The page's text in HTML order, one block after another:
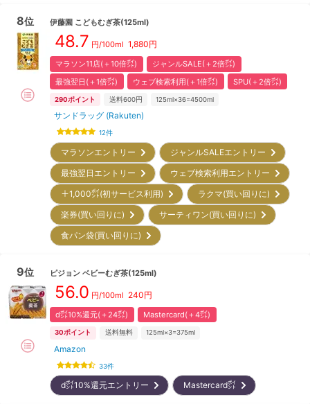
8位 伊藤園 こどもむぎ茶(125ml)
48.7 円/100ml 1,880円
マラソン11店(＋10倍㌽)
ジャンルSALE(＋2倍㌽)
最強翌日(＋1倍㌽)
ウェブ検索利用(＋1倍㌽) SPU(＋2倍㌽)
290ポイント 送料600円 125ml×36=4500ml
サンドラッグ (Rakuten)
12件
マラソンエントリー
ジャンルSALEエントリー
最強翌日エントリー
ウェブ検索利用エントリー
＋1,000㌽(初サービス利用)
ラクマ(買い回りに)
楽券(買い回りに)
サーティワン(買い回りに)
食パン袋(買い回りに)
9位 ピジョン ベビーむぎ茶(125ml)
56.0 円/100ml 240円
d㌽10%還元(＋24㌽) Mastercard(＋4㌽)
30ポイント 送料無料 125ml×3=375ml
Amazon
33件
d㌽10%還元エントリー Mastercard㌽